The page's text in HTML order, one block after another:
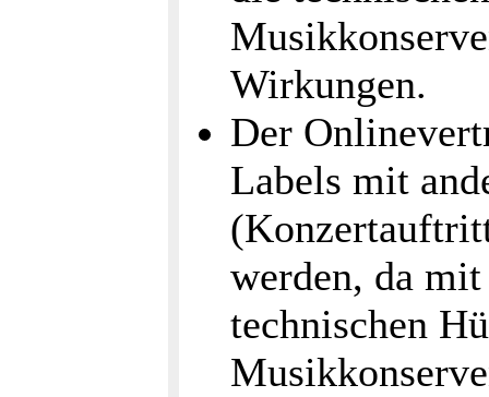
Wirkungen.
Der
Labels mit
werden, da
technischen